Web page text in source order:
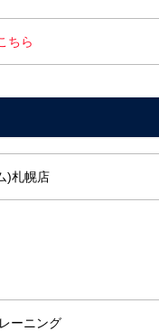
ちら
)札幌店
ーニング